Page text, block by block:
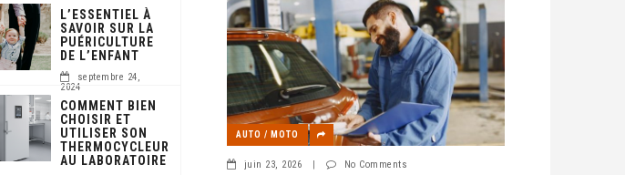
L’ESSENTIEL À
SAVOIR SUR LA
PUÉRICULTURE
DE L’ENFANT
septembre 24,
2024
COMMENT BIEN
CHOISIR ET
UTILISER SON
THERMOCYCLEUR
AU LABORATOIRE
AUTO / MOTO
juin 23, 2026 | No Comments